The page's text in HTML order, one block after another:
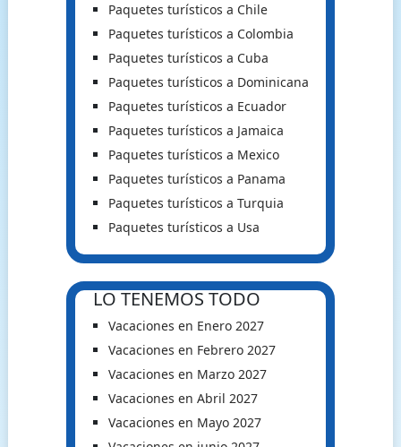
Paquetes turísticos a Chile
Paquetes turísticos a Colombia
Paquetes turísticos a Cuba
Paquetes turísticos a Dominicana
Paquetes turísticos a Ecuador
Paquetes turísticos a Jamaica
Paquetes turísticos a Mexico
Paquetes turísticos a Panama
Paquetes turísticos a Turquia
Paquetes turísticos a Usa
LO TENEMOS TODO
Vacaciones en Enero 2027
Vacaciones en Febrero 2027
Vacaciones en Marzo 2027
Vacaciones en Abril 2027
Vacaciones en Mayo 2027